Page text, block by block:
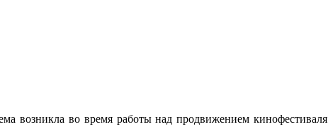
возникла во время работы над продвижением кинофестиваля